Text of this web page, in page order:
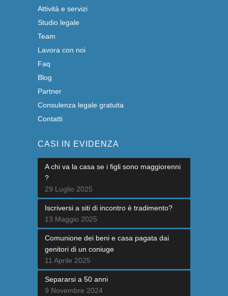
Attività e servizi
Studio legale
Team
Lavora con noi
Faq
Blog
Partner
Consulenza legale gratuita
Contatti
CASI IN EVIDENZA
A chi va la casa se i figli sono maggiorenni
?
29 Luglio 2025
Iscriversi a siti di incontro è tradimento?
13 Maggio 2025
Comunione dei beni e casa pagata dai
genitori di un coniuge
11 Aprile 2025
Separarsi a 50 anni
9 Novembre 2024